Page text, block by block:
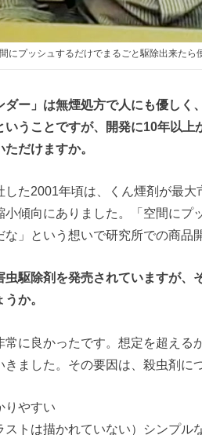
にプッシュするだけでまるごと駆除出来たら
ー」は無煙処方で人にも優しく
いうことですが、開発に10年以
だけますか。
した2001年頃は、くん煙剤が最
小傾向にありました。「空間にプ
」という想いで研究所での商品
駆除剤を発売されていますが、
か。
常に良かったです。想定を超え
きました。その要因は、殺虫剤に
りやすい
ストは描かれていない）シンプル